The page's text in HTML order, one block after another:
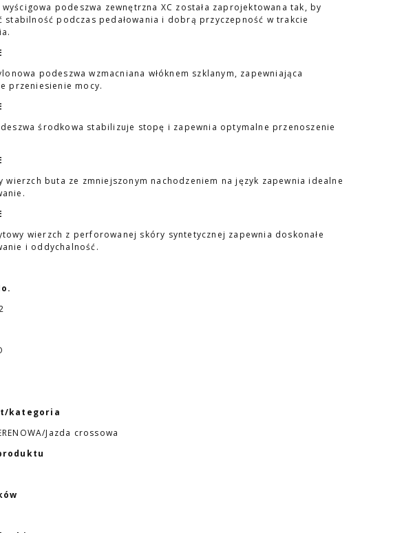
wyścigowa podeszwa zewnętrzna XC została zaprojektowana tak, by
stabilność podczas pedałowania i dobrą przyczepność w trakcie
podeszwa wzmacniana włóknem szklanym, zapewniająca
przeniesienie mocy.
środkowa stabilizuje stopę i zapewnia optymalne przenoszenie
wierzch buta ze zmniejszonym nachodzeniem na język zapewnia idealne
wierzch z perforowanej skóry syntetycznej zapewnia doskonałe
i oddychalność.
kategoria
Jazda crossowa